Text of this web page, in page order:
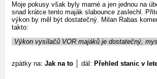
Moje pokusy však byly marné a jen jednou na
snad krátce tento maják slabounce zaslechl.
výkon by měl být dostatečný. Milan Rabas
takto:
Výkon vysílačů VOR majáků je dostatečný,
zpátky na: Jak na to │ dál: Přehled stanic v